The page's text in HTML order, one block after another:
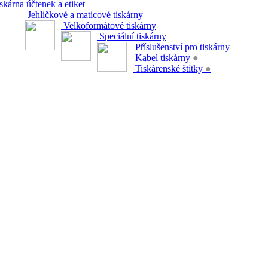
účtenek a etiket
Jehličkové a maticové tiskárny
Velkoformátové tiskárny
Speciální tiskárny
Příslušenství pro tiskárny
Kabel tiskárny ●
Tiskárenské štítky ●